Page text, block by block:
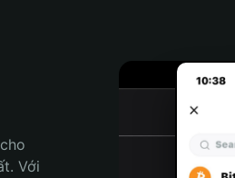
Với